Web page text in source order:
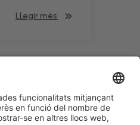
LLegir més